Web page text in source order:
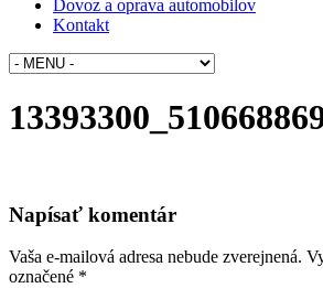
Dovoz a oprava automobilov
Kontakt
Napísať komentár
Vaša e-mailová adresa nebude zverejnená.
označené *